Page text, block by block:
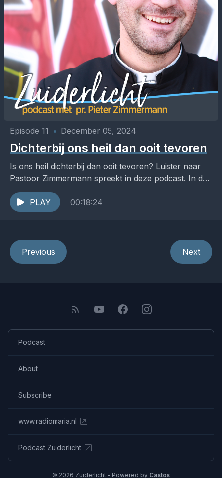
Episode 11 • December 05, 2024
Dichterbij ons heil dan ooit tevoren
Is ons heil dichterbij dan ooit tevoren? Luister naar
Pastoor Zimmermann spreekt in deze podcast. In de
podcast Zuiderlicht werpt pastoor Pieter
Zimmermann een...
PLAY 00:18:24
Previous Next
Podcast
About
Subscribe
www.radiomaria.nl
Podcast Zuiderlicht
© 2026 Zuiderlicht - Powered by Castos